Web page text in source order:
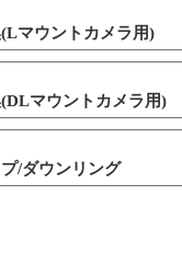
マウントカメラ用)
マウントカメラ用)
/ダウンリング